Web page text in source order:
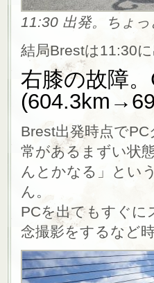
11:30 出発。ちょっ
結局Brestは11:30
右膝の故障
Brest出発時点で
常があるまずい状
んとかなる」とい
ん。
PCを出てもすぐに
念撮影をするなど